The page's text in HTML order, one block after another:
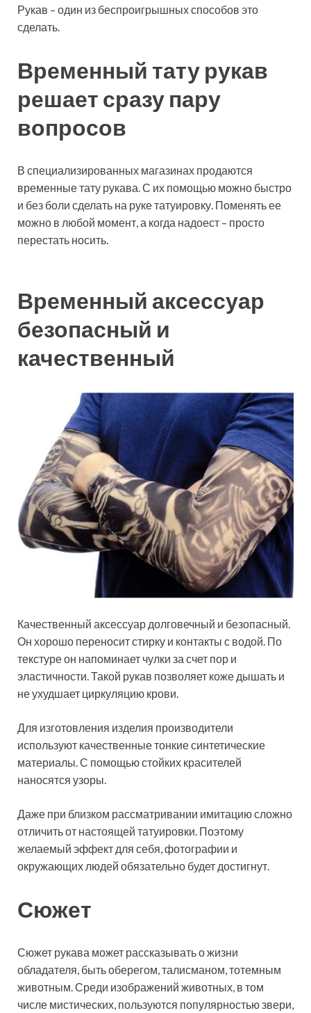
Рукав – один из беспроигрышных способов это
сделать.
Временный тату рукав
решает сразу пару
вопросов
В специализированных магазинах продаются
временные тату рукава. С их помощью можно быстро
и без боли сделать на руке татуировку. Поменять ее
можно в любой момент, а когда надоест – просто
перестать носить.
Временный аксессуар
безопасный и
качественный
Качественный аксессуар долговечный и безопасный.
Он хорошо переносит стирку и контакты с водой. По
текстуре он напоминает чулки за счет пор и
эластичности. Такой рукав позволяет коже дышать и
не ухудшает циркуляцию крови.
Для изготовления изделия производители
используют качественные тонкие синтетические
материалы. С помощью стойких красителей
наносятся узоры.
Даже при близком рассматривании имитацию сложно
отличить от настоящей татуировки. Поэтому
желаемый эффект для себя, фотографии и
окружающих людей обязательно будет достигнут.
Сюжет
Сюжет рукава может рассказывать о жизни
обладателя, быть оберегом, талисманом, тотемным
животным. Среди изображений животных, в том
числе мистических, пользуются популярностью звери,